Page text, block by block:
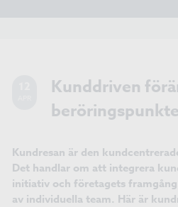
Kunddriven
Kundresan är den
Det handlar om att integrera
initiativ och företagets
av individuella team. Här är